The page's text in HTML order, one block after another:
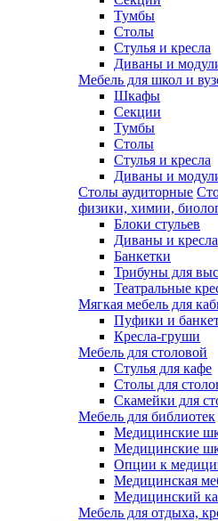
Тумбы
Столы
Стулья и кресла
Диваны и
Мебель для школ и
Шкафы
Секции
Тумбы
Столы
Стулья и кресла
Диваны и
Столы аудиторные
физики, химии,
Блоки стульев
Диваны и кресла
Банкетки
Трибуны для
Театральные
Мягкая мебель для
Пуфики и
Кресла-груши
Мебель для столовой
Cтулья для кафе
Cтолы для
Скамейки для
Мебель для библиотек
Медицинские
Медицинские
Опции к
Медицинская
Медицинский
Мебель для отдыха,